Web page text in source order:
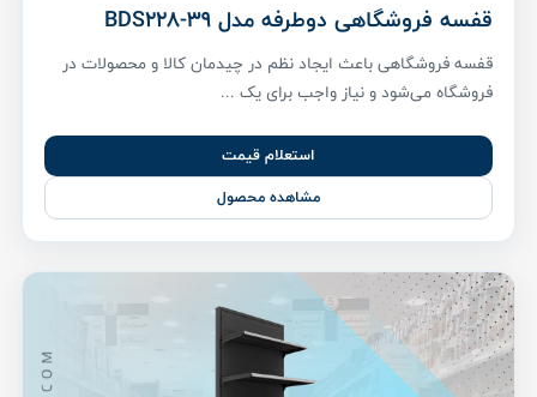
قفسه فروشگاهی دوطرفه مدل BDS228-39
قفسه فروشگاهی باعث ایجاد نظم در چیدمان کالا و محصولات در
فروشگاه می‌شود و نیاز واجب برای یک ...
استعلام قیمت
مشاهده محصول